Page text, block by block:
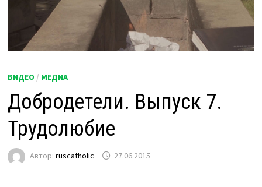
ВИДЕО / МЕДИА
Добродетели. Выпуск 7.
Трудолюбие
Автор:ruscatholic 27.06.2015